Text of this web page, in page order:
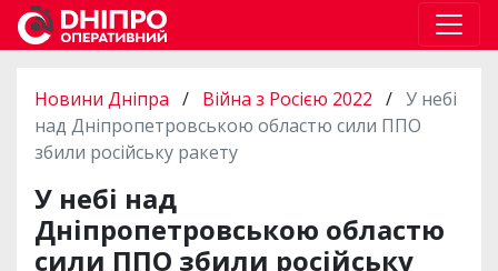
Новини Дніпра / Війна з Росією 2022 / У небі
над Дніпропетровською областю сили ППО
збили російську ракету
У небі над
Дніпропетровською областю
сили ППО збили російську